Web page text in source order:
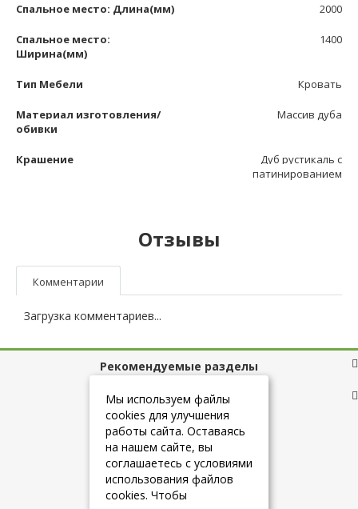
Спальное место: Длина(мм) 2000
Спальное место:
Ширина(мм)
1400
Тип Мебели Кровать
Материал изготовления/
обивки
Массив дуба
Крашение
Дуб рустикаль с
патинированием
Отзывы
Комментарии
Загрузка комментариев...
Рекомендуемые разделы
Полезные ссылки
+7 (925) 084-10-60
Мы используем файлы
cookies для улучшения
работы сайта. Оставаясь
на нашем сайте, вы
соглашаетесь с условиями
использования файлов
cookies. Чтобы